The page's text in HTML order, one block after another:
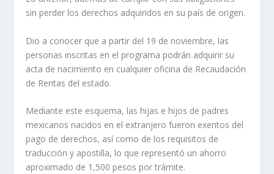
sin perder los derechos adquiridos en su país de origen.
Dio a conocer que a partir del 19 de noviembre, las
personas inscritas en el programa podrán adquirir su
acta de nacimiento en cualquier oficina de Recaudación
de Rentas del estado.
Mediante este esquema, las hijas e hijos de padres
mexicanos nacidos en el extranjero fueron exentos del
pago de derechos, así como de los requisitos de
traducción y apostilla, lo que representó un ahorro
aproximado de 1,500 pesos por trámite.